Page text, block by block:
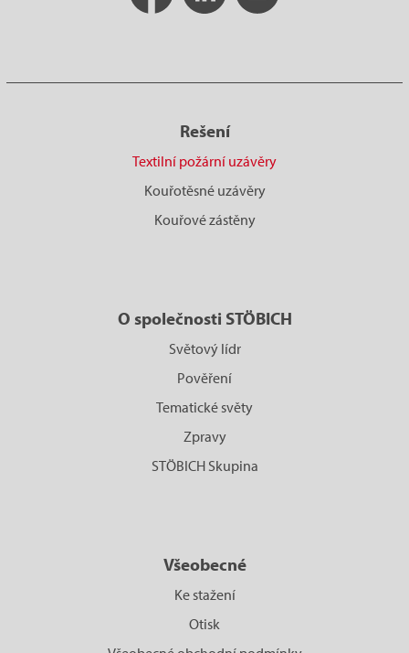
Rešení
Textilní požární uzávěry
Kouřotěsné uzávěry
Kouřové zástěny
O společnosti STÖBICH
Světový lídr
Pověření
Tematické světy
Zpravy
STÖBICH Skupina
Všeobecné
Ke stažení
Otisk